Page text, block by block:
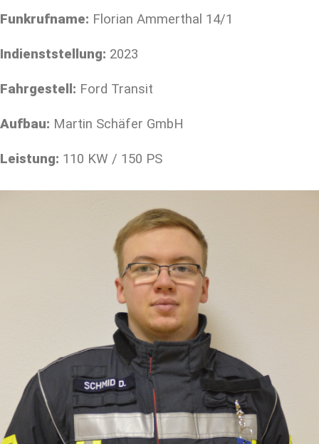
Funkrufname: Florian Ammerthal 14/1
Indienststellung: 2023
Fahrgestell: Ford Transit
Aufbau: Martin Schäfer GmbH
Leistung: 110 KW / 150 PS